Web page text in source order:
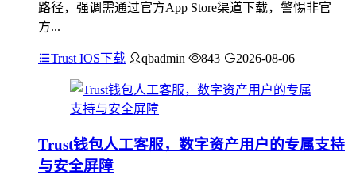
路径，强调需通过官方App Store渠道下载，警惕非官
方...
Trust IOS下载 qbadmin 843 2026-08-06
Trust钱包人工客服，数字资产用户的专属支持
与安全屏障